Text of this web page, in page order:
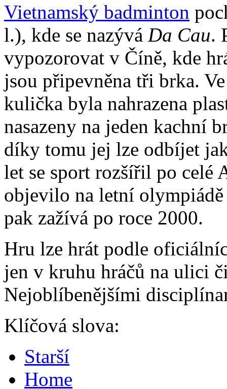
Vietnamský badminton
l.), kde se nazývá Da Cau.
vypozorovat v Číně, kde
jsou připevněna tři brka.
kulička byla nahrazena
nasazeny na jeden kachní
díky tomu jej lze odbíjet
let se sport rozšířil po celé
objevilo na letní
pak zažívá po roce 2000.
Hru lze hrát podle
jen v kruhu hráčů na ulici
Nejoblíbenějšími
Klíčová slova:
Starší
Home